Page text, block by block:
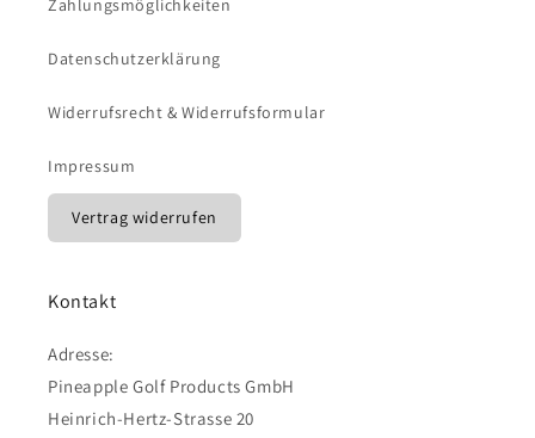
Zahlungsmöglichkeiten
Datenschutzerklärung
Widerrufsrecht & Widerrufsformular
Impressum
Vertrag widerrufen
Kontakt
Adresse:
Pineapple Golf Products GmbH
Heinrich-Hertz-Strasse 20